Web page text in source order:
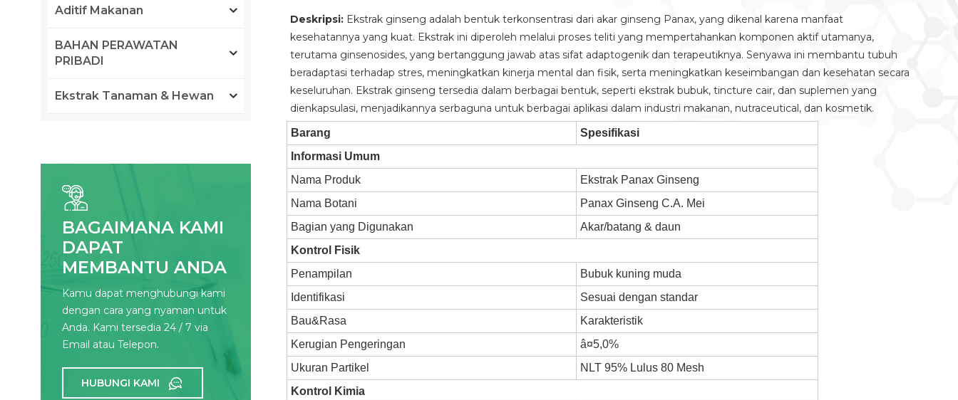
Deskripsi: Ekstrak ginseng adalah bentuk terkonsentrasi dari akar ginseng Panax, yang dikenal karena manfaat
kesehatannya yang kuat. Ekstrak ini diperoleh melalui proses teliti yang mempertahankan komponen aktif utamanya,
terutama ginsenosides, yang bertanggung jawab atas sifat adaptogenik dan terapeutiknya. Senyawa ini membantu tubuh
beradaptasi terhadap stres, meningkatkan kinerja mental dan fisik, serta meningkatkan keseimbangan dan kesehatan secara
keseluruhan. Ekstrak ginseng tersedia dalam berbagai bentuk, seperti ekstrak bubuk, tincture cair, dan suplemen yang
dienkapsulasi, menjadikannya serbaguna untuk berbagai aplikasi dalam industri makanan, nutraceutical, dan kosmetik.
Barang
Spesifikasi
Informasi Umum
Nama Produk
Ekstrak Panax Ginseng
Nama Botani
Panax Ginseng C.A. Mei
Bagian yang Digunakan
Akar/batang & daun
Kontrol Fisik
Penampilan
Bubuk kuning muda
Identifikasi
Sesuai dengan standar
Bau&Rasa
Karakteristik
Kerugian Pengeringan
â¤5,0%
Ukuran Partikel
NLT 95% Lulus 80 Mesh
Kontrol Kimia
Aditif Makanan
BAHAN PERAWATAN
PRIBADI
Ekstrak Tanaman & Hewan
BAGAIMANA KAMI
DAPAT
MEMBANTU ANDA
Kamu dapat menghubungi kami
dengan cara yang nyaman untuk
Anda. Kami tersedia 24 / 7 via
Email atau Telepon.
HUBUNGI KAMI